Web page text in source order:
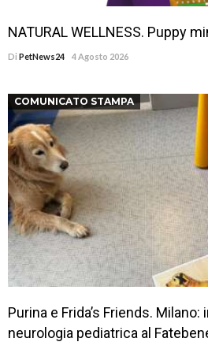
NATURAL WELLNESS. Puppy
Di PetNews24 4 Agosto 2026
COMUNICATO STAMPA
Purina e Frida’s Friends.
neurologia pediatrica al